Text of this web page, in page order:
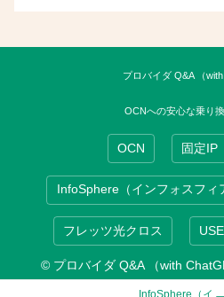
プロバイダ Q&A （with
OCNへの安心な乗り
OCN 固定IP
InfoSphere（インフォスフィ
フレッツ光クロス
© プロバイダ Q&A （with
InfoSphere（イ